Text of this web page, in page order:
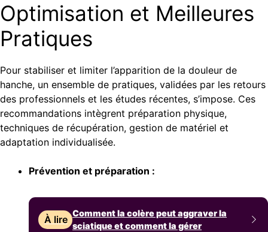
Optimisation et Meilleures
Pratiques
Pour stabiliser et limiter l’apparition de la douleur de
hanche, un ensemble de pratiques, validées par les retours
des professionnels et les études récentes, s’impose. Ces
recommandations intègrent préparation physique,
techniques de récupération, gestion de matériel et
adaptation individualisée.
Prévention et préparation :
À lire
Comment la colère peut aggraver la
sciatique et comment la gérer